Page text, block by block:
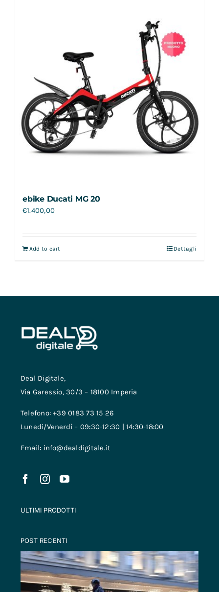
ebike Ducati MG 20
€1.400,00
Add to cart Dettagli
Deal Digitale,
Via Garessio, 30/3 – 18100 Imperia
Telefono: +39 0183 73 15 26
Lunedi/Venerdì – 09:30-12:30 | 14:30-18:00
Email: info@dealdigitale.it
ULTIMI PRODOTTI
POST RECENTI